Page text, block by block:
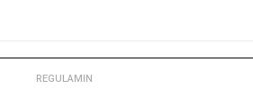
REGULAMIN